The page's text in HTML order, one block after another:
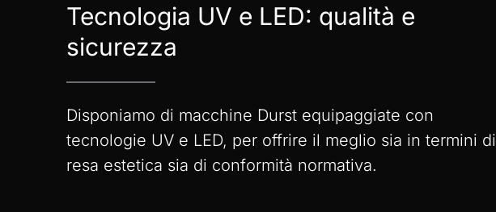
Tecnologia UV e LED: qualità e
sicurezza
Disponiamo di macchine Durst equipaggiate con
tecnologie UV e LED, per offrire il meglio sia in termini di
resa estetica sia di conformità normativa.